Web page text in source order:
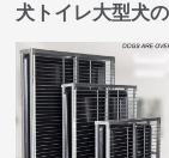
犬トイレ大型犬